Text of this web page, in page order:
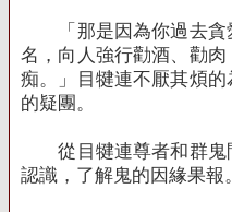
「那是因為你過去貪
名，向人強行勸酒、勸
痴。」目犍連不厭其煩
的疑團。
從目犍連尊者和群鬼
認識，了解鬼的因緣果報。